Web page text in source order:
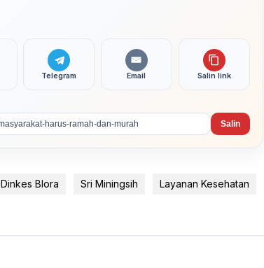
Telegram Email Salin link
Salin
Dinkes Blora Sri Miningsih Layanan Kesehatan